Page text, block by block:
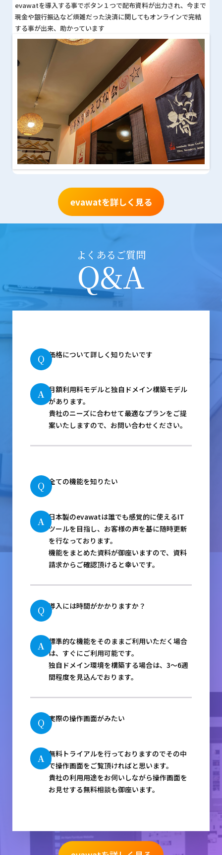
evawatを導入する事でボタン１つで配布資料が出力され、今まで
現金や銀行振込など煩雑だった決済に関してもオンラインで完結
する事が出来、助かっています
evawatを詳しく見る
よくあるご質問
Q&A
Q 価格について詳しく知りたいです
A 月額利用料モデルと独自ドメイン構築モデル
があります。
貴社のニーズに合わせて最適なプランをご提
案いたしますので、お問い合わせください。
Q 全ての機能を知りたい
A 日本製のevawatは誰でも感覚的に使えるIT
ツールを目指し、お客様の声を基に随時更新
を行なっております。
機能をまとめた資料が御座いますので、資料
請求からご確認頂けると幸いです。
Q 導入には時間がかかりますか？
A 標準的な機能をそのままご利用いただく場合
は、すぐにご利用可能です。
独自ドメイン環境を構築する場合は、3～6週
間程度を見込んでおります。
Q 実際の操作画面がみたい
A 無料トライアルを行っておりますのでその中
で操作画面をご覧頂ければと思います。
貴社の利用用途をお伺いしながら操作画面を
お見せする無料相談も御座います。